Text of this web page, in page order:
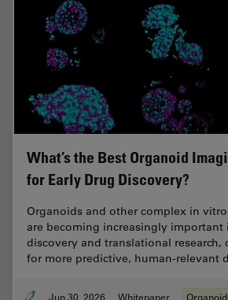
What’s the Best Organoid
for Early Drug Discovery?
Organoids and other complex in vitro
are becoming increasingly important
discovery and translational research,
for more predictive, human-relevant
Jun 30, 2026 Whitepaper